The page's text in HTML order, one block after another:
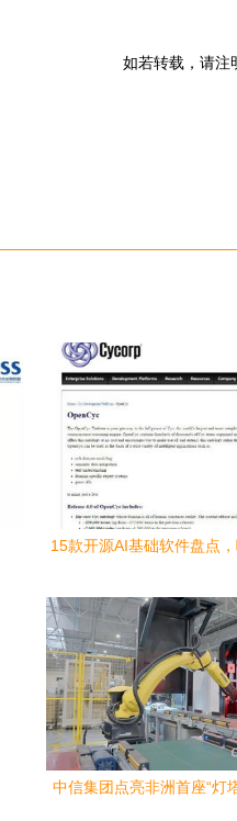
如若转载，请注
15款开源AI基础软件盘点
中信集团点亮非洲首座“灯